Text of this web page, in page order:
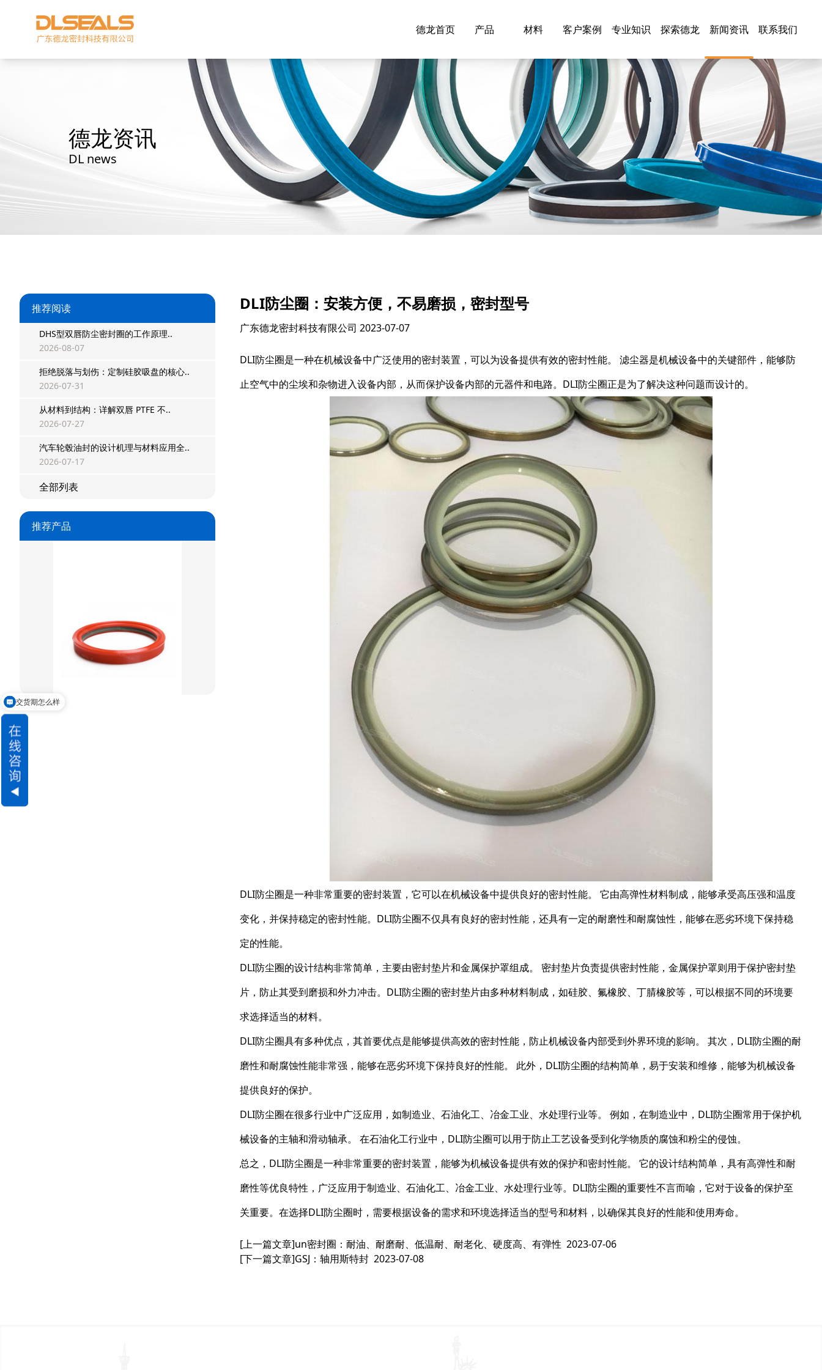
德龙首页 产品 材料 客户案例 专业知识 探索德龙 新闻资讯 联系我们
德龙资讯
DL news
推荐阅读
DHS型双唇防尘密封圈的工作原理..
2026-08-07
拒绝脱落与划伤：定制硅胶吸盘的核心..
2026-07-31
从材料到结构：详解双唇 PTFE 不..
2026-07-27
汽车轮毂油封的设计机理与材料应用全..
2026-07-17
全部列表
推荐产品
阶梯组合封
方型组合圈
星型双O组合
阶梯组合封
DLI防尘圈：安装方便，不易磨损，密封型号
广东德龙密封科技有限公司 2023-07-07
DLI防尘圈是一种在机械设备中广泛使用的密封装置，可以为设备提供有效的密封性能。 滤尘器是机械设备中的关键部件，能够防
止空气中的尘埃和杂物进入设备内部，从而保护设备内部的元器件和电路。DLI防尘圈正是为了解决这种问题而设计的。
DLI防尘圈是一种非常重要的密封装置，它可以在机械设备中提供良好的密封性能。 它由高弹性材料制成，能够承受高压强和温度
变化，并保持稳定的密封性能。DLI防尘圈不仅具有良好的密封性能，还具有一定的耐磨性和耐腐蚀性，能够在恶劣环境下保持稳
定的性能。
DLI防尘圈的设计结构非常简单，主要由密封垫片和金属保护罩组成。 密封垫片负责提供密封性能，金属保护罩则用于保护密封垫
片，防止其受到磨损和外力冲击。DLI防尘圈的密封垫片由多种材料制成，如硅胶、氟橡胶、丁腈橡胶等，可以根据不同的环境要
求选择适当的材料。
DLI防尘圈具有多种优点，其首要优点是能够提供高效的密封性能，防止机械设备内部受到外界环境的影响。 其次，DLI防尘圈的耐
磨性和耐腐蚀性能非常强，能够在恶劣环境下保持良好的性能。 此外，DLI防尘圈的结构简单，易于安装和维修，能够为机械设备
提供良好的保护。
DLI防尘圈在很多行业中广泛应用，如制造业、石油化工、冶金工业、水处理行业等。 例如，在制造业中，DLI防尘圈常用于保护机
械设备的主轴和滑动轴承。 在石油化工行业中，DLI防尘圈可以用于防止工艺设备受到化学物质的腐蚀和粉尘的侵蚀。
总之，DLI防尘圈是一种非常重要的密封装置，能够为机械设备提供有效的保护和密封性能。 它的设计结构简单，具有高弹性和耐
磨性等优良特性，广泛应用于制造业、石油化工、冶金工业、水处理行业等。DLI防尘圈的重要性不言而喻，它对于设备的保护至
关重要。在选择DLI防尘圈时，需要根据设备的需求和环境选择适当的型号和材料，以确保其良好的性能和使用寿命。
[上一篇文章]un密封圈：耐油、耐磨耐、低温耐、耐老化、硬度高、有弹性 2023-07-06
[下一篇文章]GSJ：轴用斯特封 2023-07-08
请问可以定制吗
交货期怎么样